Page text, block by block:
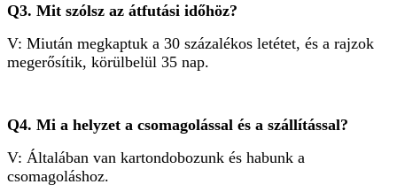
Q3. Mit szólsz az átfutási időhöz?
V: Miután megkaptuk a 30 százalékos letétet, és a rajzok
megerősítik, körülbelül 35 nap.
Q4. Mi a helyzet a csomagolással és a szállítással?
V: Általában van kartondobozunk és habunk a
csomagoláshoz.